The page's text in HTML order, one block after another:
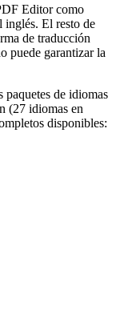
Editor como
inglés. El resto de
de traducción
puede garantizar la
de idiomas
(27 idiomas en
disponibles: